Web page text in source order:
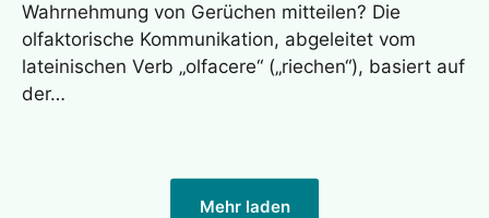
Wahrnehmung von Gerüchen mitteilen? Die
olfaktorische Kommunikation, abgeleitet vom
lateinischen Verb „olfacere“ („riechen“), basiert auf
der…
Mehr laden